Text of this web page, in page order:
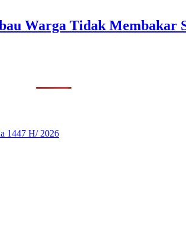
Warga Tidak Membakar
1447 H/ 2026